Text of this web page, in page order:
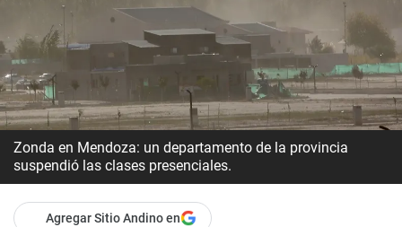
Zonda en Mendoza: un departamento de la provincia
suspendió las clases presenciales.
Agregar Sitio Andino en